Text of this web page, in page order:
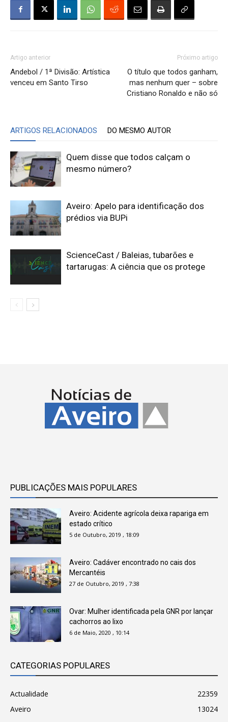
Artigo anterior
Andebol / 1ª Divisão: Artística
venceu em Santo Tirso
Próximo artigo
O título que todos ganham,
mas nenhum quer – sobre
Cristiano Ronaldo e não só
ARTIGOS RELACIONADOS DO MESMO AUTOR
Quem disse que todos calçam o
mesmo número?
Aveiro: Apelo para identificação dos
prédios via BUPi
ScienceCast / Baleias, tubarões e
tartarugas: A ciência que os protege
PUBLICAÇÕES MAIS POPULARES
Aveiro: Acidente agrícola deixa rapariga em
estado crítico
5 de Outubro, 2019 , 18:09
Aveiro: Cadáver encontrado no cais dos
Mercantéis
27 de Outubro, 2019 , 7:38
Ovar: Mulher identificada pela GNR por lançar
cachorros ao lixo
6 de Maio, 2020 , 10:14
CATEGORIAS POPULARES
Actualidade
22359
Aveiro
13024